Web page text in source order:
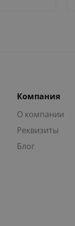
Компания
О компании
Реквизиты
Блог